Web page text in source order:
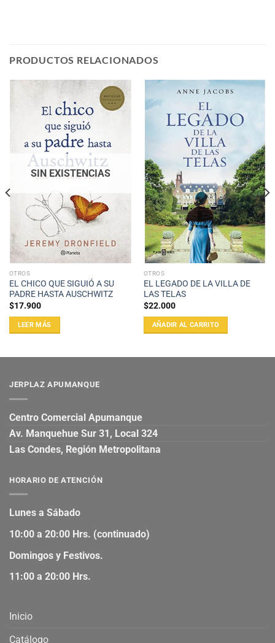
PRODUCTOS RELACIONADOS
SIN EXISTENCIAS
OTROS
EL CHICO QUE SIGUIÓ A SU
PADRE HASTA AUSCHWITZ
$17.900
LEER MÁS
OTROS
EL LEGADO DE LA VILLA DE
LAS TELAS
$22.000
AÑADIR AL CARRITO
JERPLAZ APUMANQUE
Centro Comercial Apumanque
Av. Manquehue Sur 31, Local 324
Las Condes, Región Metropolitana
HORARIO DE ATENCIÓN
Lunes a Sábado
10:00 a 20:00 Hrs. (continuado)
Domingos y Festivos.
11:00 a 20:00 Hrs.
Inicio
Catálogo